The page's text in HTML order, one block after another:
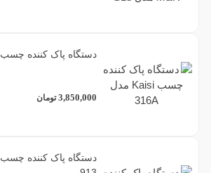
دستگاه پاک کننده چسب Kaisi مدل 316A
3,850,000 تومان